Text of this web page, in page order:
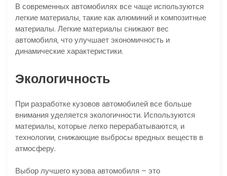
В современных автомобилях все чаще используются
легкие материалы‚ такие как алюминий и композитные
материалы. Легкие материалы снижают вес
автомобиля‚ что улучшает экономичность и
динамические характеристики.
Экологичность
При разработке кузовов автомобилей все больше
внимания уделяется экологичности. Используются
материалы‚ которые легко перерабатываются‚ и
технологии‚ снижающие выбросы вредных веществ в
атмосферу.
Выбор лучшего кузова автомобиля – это